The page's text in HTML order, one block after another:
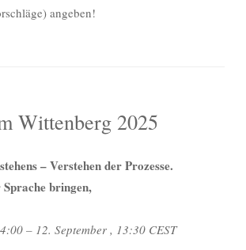
angeben!
Wittenberg 2025
– Verstehen der Prozesse.
bringen,
– 12. September , 13:30 CEST